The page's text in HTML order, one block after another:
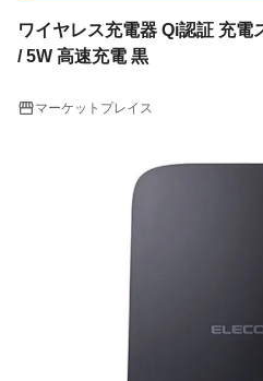
ワイヤレス充電器 Qi認証 充電
/ 5W 高速充電 黒
マーケットプレイス